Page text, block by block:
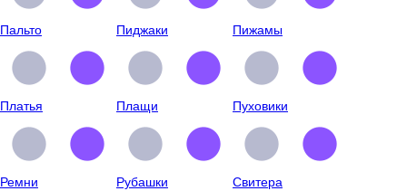
Пальто Пиджаки Пижамы
Платья Плащи Пуховики
Ремни Рубашки Свитера